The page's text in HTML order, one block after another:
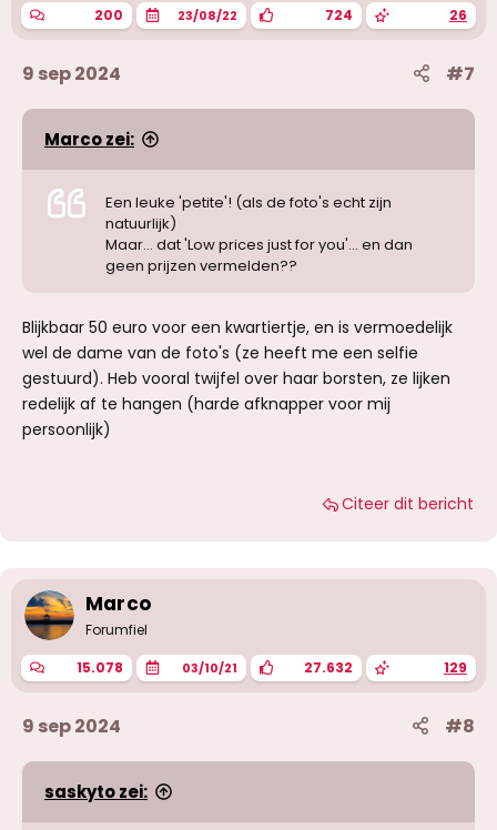
200 23/08/22 724 26
9 sep 2024 #7
Marco zei:
Een leuke 'petite'! (als de foto's echt zijn
natuurlijk)
Maar... dat 'Low prices just for you'... en dan
geen prijzen vermelden??
Blijkbaar 50 euro voor een kwartiertje, en is vermoedelijk
wel de dame van de foto's (ze heeft me een selfie
gestuurd). Heb vooral twijfel over haar borsten, ze lijken
redelijk af te hangen (harde afknapper voor mij
persoonlijk)
Citeer dit bericht
Marco
Forumfiel
15.078 03/10/21 27.632 129
9 sep 2024 #8
saskyto zei: